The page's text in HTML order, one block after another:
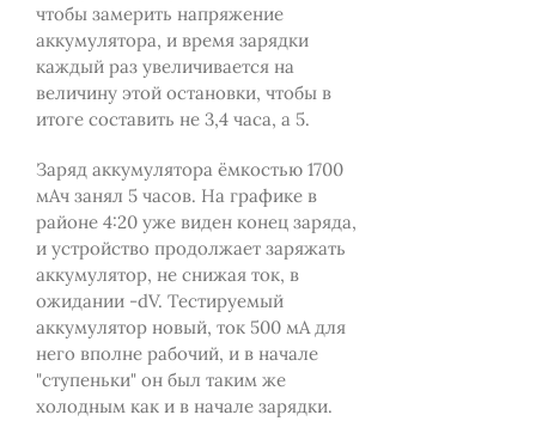
чтобы замерить напряжение
аккумулятора, и время зарядки
каждый раз увеличивается на
величину этой остановки, чтобы в
итоге составить не 3,4 часа, а 5.
Заряд аккумулятора ёмкостью 1700
мАч занял 5 часов. На графике в
районе 4:20 уже виден конец заряда,
и устройство продолжает заряжать
аккумулятор, не снижая ток, в
ожидании -dV. Тестируемый
аккумулятор новый, ток 500 мА для
него вполне рабочий, и в начале
"ступеньки" он был таким же
холодным как и в начале зарядки.